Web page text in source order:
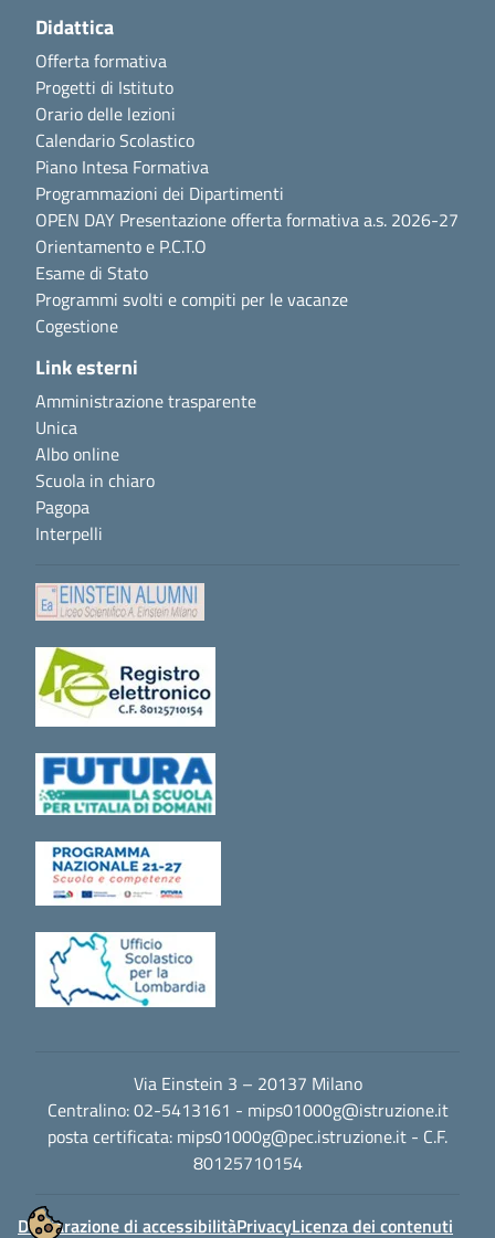
Didattica
Offerta formativa
Progetti di Istituto
Orario delle lezioni
Calendario Scolastico
Piano Intesa Formativa
Programmazioni dei Dipartimenti
OPEN DAY Presentazione offerta formativa a.s. 2026-27
Orientamento e P.C.T.O
Esame di Stato
Programmi svolti e compiti per le vacanze
Cogestione
Link esterni
Amministrazione trasparente
Unica
Albo online
Scuola in chiaro
Pagopa
Interpelli
Via Einstein 3 – 20137 Milano
Centralino: 02-5413161 - mips01000g@istruzione.it
posta certificata: mips01000g@pec.istruzione.it - C.F.
80125710154
Dichiarazione di accessibilitàPrivacyLicenza dei contenuti